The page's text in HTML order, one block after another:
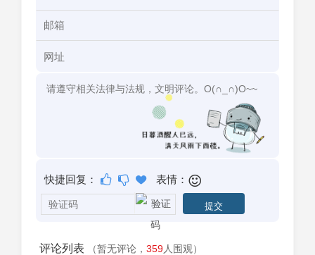
快捷回复： 表情：
评论列表 （暂无评论， 359人围观）